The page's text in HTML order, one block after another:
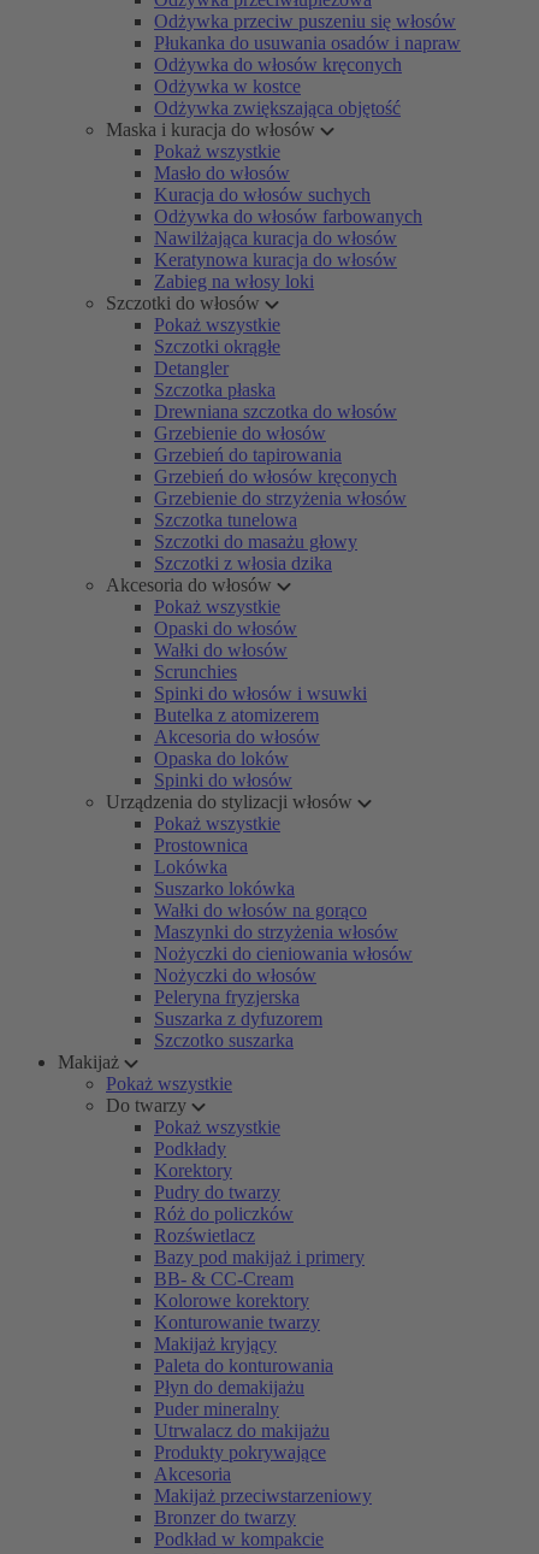
Odżywka przeciw puszeniu się włosów
Płukanka do usuwania osadów i napraw
Odżywka do włosów kręconych
Odżywka w kostce
Odżywka zwiększająca objętość
Maska i kuracja do włosów
Pokaż wszystkie
Masło do włosów
Kuracja do włosów suchych
Odżywka do włosów farbowanych
Nawilżająca kuracja do włosów
Keratynowa kuracja do włosów
Zabieg na włosy loki
Szczotki do włosów
Pokaż wszystkie
Szczotki okrągłe
Detangler
Szczotka płaska
Drewniana szczotka do włosów
Grzebienie do włosów
Grzebień do tapirowania
Grzebień do włosów kręconych
Grzebienie do strzyżenia włosów
Szczotka tunelowa
Szczotki do masażu głowy
Szczotki z włosia dzika
Akcesoria do włosów
Pokaż wszystkie
Opaski do włosów
Wałki do włosów
Scrunchies
Spinki do włosów i wsuwki
Butelka z atomizerem
Akcesoria do włosów
Opaska do loków
Spinki do włosów
Urządzenia do stylizacji włosów
Pokaż wszystkie
Prostownica
Lokówka
Suszarko lokówka
Wałki do włosów na gorąco
Maszynki do strzyżenia włosów
Nożyczki do cieniowania włosów
Nożyczki do włosów
Peleryna fryzjerska
Suszarka z dyfuzorem
Szczotko suszarka
Makijaż
Pokaż wszystkie
Do twarzy
Pokaż wszystkie
Podkłady
Korektory
Pudry do twarzy
Róż do policzków
Rozświetlacz
Bazy pod makijaż i primery
BB- & CC-Cream
Kolorowe korektory
Konturowanie twarzy
Makijaż kryjący
Paleta do konturowania
Płyn do demakijażu
Puder mineralny
Utrwalacz do makijażu
Produkty pokrywające
Akcesoria
Makijaż przeciwstarzeniowy
Bronzer do twarzy
Podkład w kompakcie